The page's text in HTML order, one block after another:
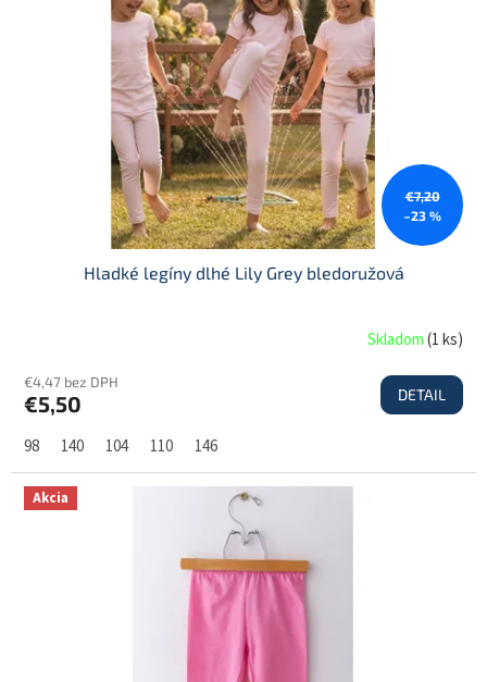
€7,20
–23 %
Hladké legíny dlhé Lily Grey bledoružová
Skladom(1 ks)
€4,47 bez DPH
€5,50 DETAIL
98 140 104 110 146
Akcia